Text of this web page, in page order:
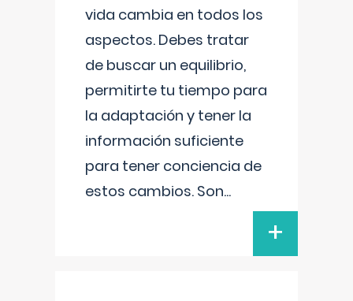
vida cambia en todos los
aspectos. Debes tratar
de buscar un equilibrio,
permitirte tu tiempo para
la adaptación y tener la
información suficiente
para tener conciencia de
estos cambios. Son...
+